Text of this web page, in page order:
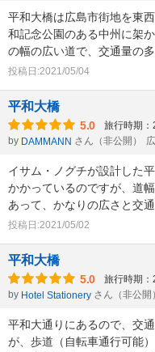
平和大橋は広島市街地を東
和記念公園のある中州に架
の幅の広い道で、交通量の
投稿日:2021/05/04
平和大橋
5.0 旅行時期：
by DAMMANN さん（非公開）
イサム・ノグチが設計した
かかっているのですが、道
あって、かなりの広さと交
投稿日:2021/05/02
平和大橋
5.0 旅行時期：
by Hotel Stationery さん（非公開）
平和大通りにあるので、交
が、歩道（自転車通行可能